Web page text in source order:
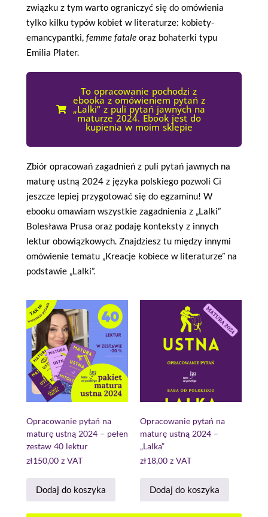
związku z tym warto ograniczyć się do omówienia
tylko kilku typów kobiet w literaturze: kobiety-
emancypantki, femme fataleoraz bohaterki typu
Emilia Plater.
To opracowanie pochodzi z
ebooka z omówieniem pytań z
„Lalki” z puli pytań jawnych na
maturze 2024. Ebook jest do
kupienia w moim sklepie
Zbiór opracowań zagadnień z puli pytań jawnych na
maturę ustną 2024 z języka polskiego pozwoli Ci
jeszcze lepiej przygotować się do egzaminu! W
ebooku omawiam wszystkie zagadnienia z „Lalki”
Bolesława Prusa oraz podaję konteksty z innych
lektur obowiązkowych. Znajdziesz tu między innymi
omówienie tematu „Kreacje kobiece w literaturze” na
podstawie „Lalki”.
Opracowanie pytań na
maturę ustną 2024 – pełen
zestaw 40 lektur
zł150,00 z VAT
Dodaj do koszyka
Opracowanie pytań na
maturę ustną 2024 –
„Lalka”
zł18,00 z VAT
Dodaj do koszyka